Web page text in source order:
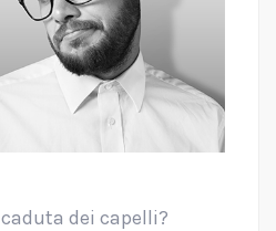
dei capelli?